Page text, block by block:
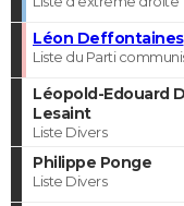
Léon Deffontaines
Liste du Parti
Léopold-Edouard
Lesaint
Liste Divers
Philippe Ponge
Liste Divers